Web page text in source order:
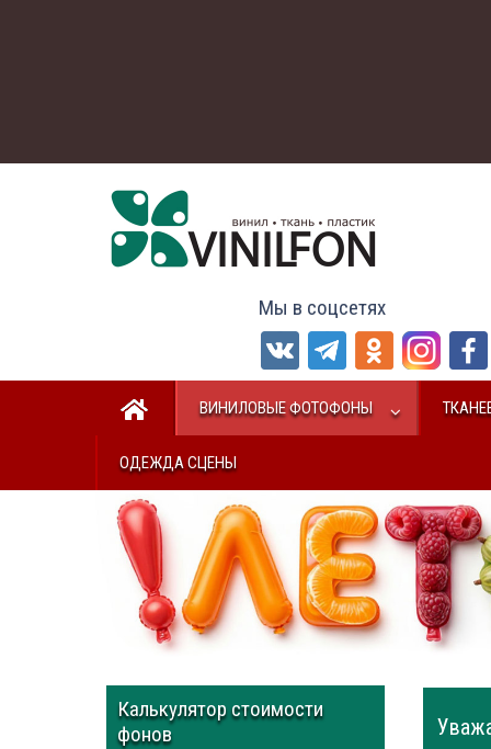
Мы в соцсетях
ВИНИЛОВЫЕ ФОТОФОНЫ
ОДЕЖДА СЦЕНЫ
Калькулятор стоимости
фонов